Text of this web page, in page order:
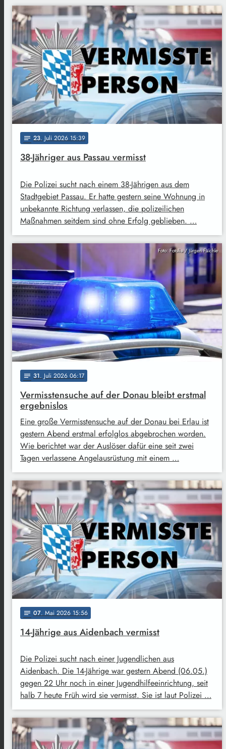
notes 23. Juli 2026 15:39
38-Jähriger aus Passau vermisst
Die Polizei sucht nach einem 38-Jährigen aus dem
Stadtgebiet Passau. Er hatte gestern seine Wohnung in
unbekannte Richtung verlassen, die polizeilichen
Maßnahmen seitdem sind ohne Erfolg geblieben. …
Foto: Fotolia / Jürgen Fälchle
notes 31. Juli 2026 06:17
Vermisstensuche auf der Donau bleibt erstmal
ergebnislos
Eine große Vermisstensuche auf der Donau bei Erlau ist
gestern Abend erstmal erfolglos abgebrochen worden.
Wie berichtet war der Auslöser dafür eine seit zwei
Tagen verlassene Angelausrüstung mit einem …
notes 07. Mai 2026 15:56
14-Jährige aus Aidenbach vermisst
Die Polizei sucht nach einer Jugendlichen aus
Aidenbach. Die 14-Jährige war gestern Abend (06.05.)
gegen 22 Uhr noch in einer Jugendhilfeeinrichtung, seit
halb 7 heute Früh wird sie vermisst. Sie ist laut Polizei …